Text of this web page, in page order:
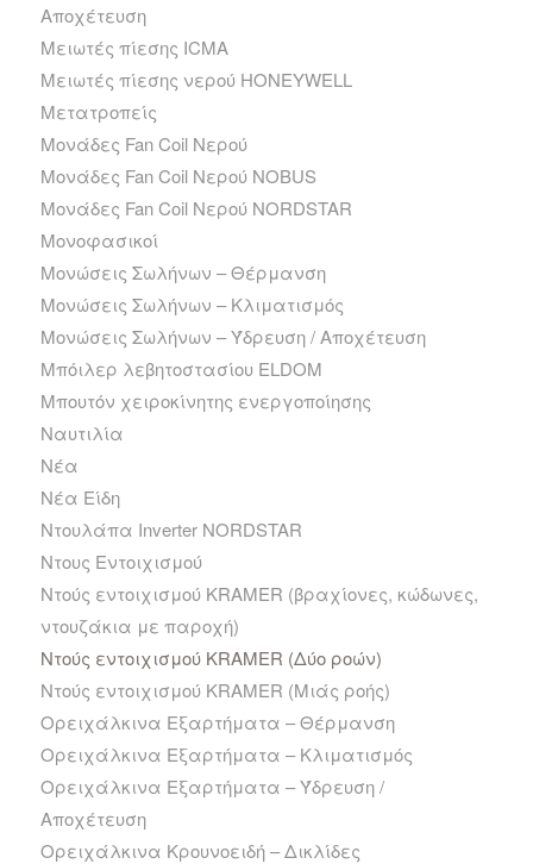
Αποχέτευση
Μειωτές πίεσης ICMA
Μειωτές πίεσης νερού HONEYWELL
Μετατροπείς
Μονάδες Fan Coil Νερού
Μονάδες Fan Coil Νερού NOBUS
Μονάδες Fan Coil Νερού NORDSTAR
Μονοφασικοί
Μονώσεις Σωλήνων – Θέρμανση
Μονώσεις Σωλήνων – Κλιματισμός
Μονώσεις Σωλήνων – Ύδρευση / Αποχέτευση
Μπόιλερ λεβητοστασίου ELDOM
Μπουτόν χειροκίνητης ενεργοποίησης
Ναυτιλία
Νέα
Νέα Είδη
Ντουλάπα Inverter NORDSTAR
Ντους Εντοιχισμού
Ντούς εντοιχισμού KRAMER (βραχίονες, κώδωνες,
ντουζάκια με παροχή)
Ντούς εντοιχισμού KRAMER (Δύο ροών)
Ντούς εντοιχισμού KRAMER (Μιάς ροής)
Ορειχάλκινα Εξαρτήματα – Θέρμανση
Ορειχάλκινα Εξαρτήματα – Κλιματισμός
Ορειχάλκινα Εξαρτήματα – Ύδρευση /
Αποχέτευση
Ορειχάλκινα Κρουνοειδή – Δικλίδες